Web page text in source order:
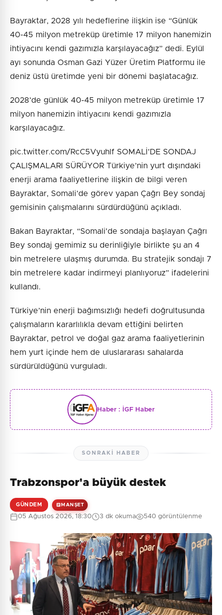
Bayraktar, 2028 yılı hedeflerine ilişkin ise “Günlük
40-45 milyon metreküp üretimle 17 milyon hanemizin
ihtiyacını kendi gazımızla karşılayacağız” dedi. Eylül
ayı sonunda Osman Gazi Yüzer Üretim Platformu ile
deniz üstü üretimde yeni bir dönemi başlatacağız.
2028’de günlük 40-45 milyon metreküp üretimle 17
milyon hanemizin ihtiyacını kendi gazımızla
karşılayacağız.
pic.twitter.com/RcC5Vyuhlf SOMALİ’DE SONDAJ
ÇALIŞMALARI SÜRÜYOR Türkiye’nin yurt dışındaki
enerji arama faaliyetlerine ilişkin de bilgi veren
Bayraktar, Somali’de görev yapan Çağrı Bey sondaj
gemisinin çalışmalarını sürdürdüğünü açıkladı.
Bakan Bayraktar, “Somali'de sondaja başlayan Çağrı
Bey sondaj gemimiz su derinliğiyle birlikte şu an 4
bin metrelere ulaşmış durumda. Bu stratejik sondajı 7
bin metrelere kadar indirmeyi planlıyoruz” ifadelerini
kullandı.
Türkiye’nin enerji bağımsızlığı hedefi doğrultusunda
çalışmaların kararlılıkla devam ettiğini belirten
Bayraktar, petrol ve doğal gaz arama faaliyetlerinin
hem yurt içinde hem de uluslararası sahalarda
sürdürüldüğünü vurguladı.
Haber : İGF Haber
SONRAKI HABER
Trabzonspor'a büyük destek
GÜNDEM MANŞET
05 Ağustos 2026, 18:30 3 dk okuma 540 görüntülenme